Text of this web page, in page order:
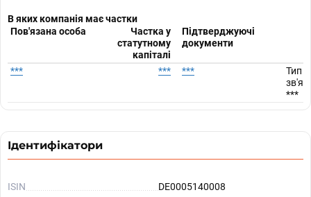
В яких компанія має частки
Пов'язана особа
Частка у
статутному
капіталі
Підтверджуючі
документи
*** *** ***
Тип
***
Ідентифікатори
ISIN
DE0005140008